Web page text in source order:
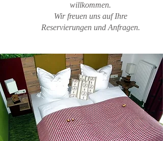
willkommen.
Wir freuen uns auf Ihre
Reservierungen und Anfragen.